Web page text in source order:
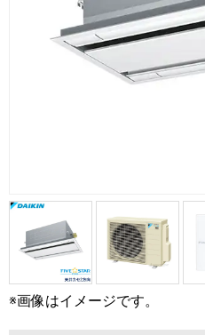
※画像はイメージです。